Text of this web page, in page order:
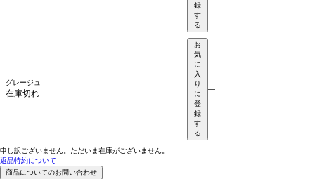
録
す
る
グレージュ
在庫切れ
お
気
に
入
り
に
登
録
す
る
—
申し訳ございません。ただいま在庫がございません。
返品特約について
商品についてのお問い合わせ